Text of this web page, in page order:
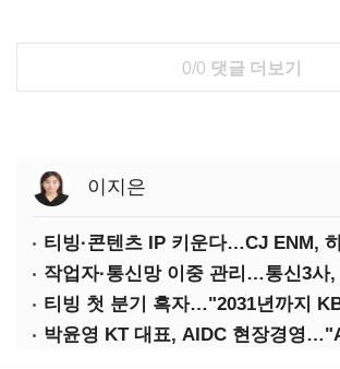
0/0 댓글 더보기
이지은